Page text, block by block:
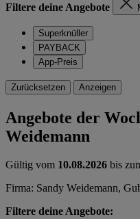
Filtere deine Angebote
Superknüller
PAYBACK
App-Preis
Zurücksetzen Anzeigen
Angebote der
Weidemann
Gültig vom 10.08.2026 bis
Firma: Sandy Weidemann,
Filtere deine Angebote: